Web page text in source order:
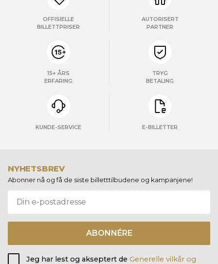
OFFISIELLE
BILLETTPRISER
AUTORISERT
PARTNER
15+ ÅRS
ERFARING
TRYG
BETALING
KUNDE-SERVICE E-BILLETTER
NYHETSBREV
Abonner nå og få de siste billetttilbudene og kampanjene!
ABONNÉRE
Jeg har lest og akseptert de Generelle vilkår og